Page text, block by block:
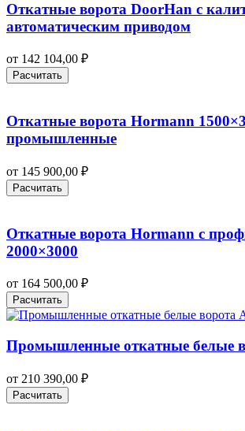
Откатные ворота DoorHan с
автоматическим приводом
от 142 104,00 ₽
Расчитать
Откатные ворота Hormann
промышленные
от 145 900,00 ₽
Расчитать
Откатные ворота Hormann с
2000×3000
от 164 500,00 ₽
Расчитать
Промышленные откатные белые
от 210 390,00 ₽
Расчитать